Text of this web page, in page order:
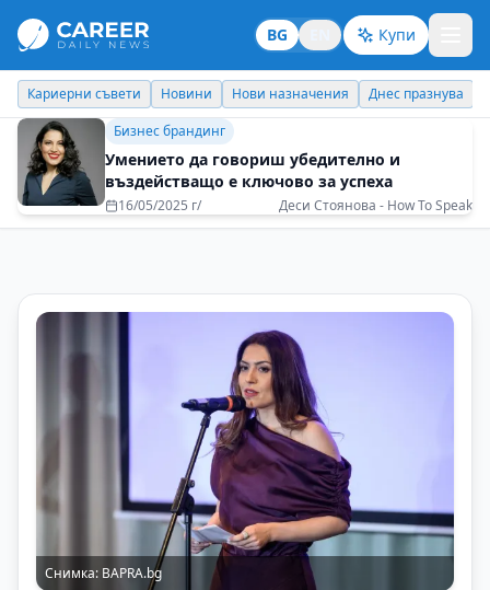
BG Купи
Новини Нови назначения Днес празнува
Похвали работодател
Бизнес брандинг
Умението да говориш убедително и
въздействащо е ключово за успеха
16/05/2025 г/ Деси Стоянова - How To Speak
Снимка: BAPRA.bg